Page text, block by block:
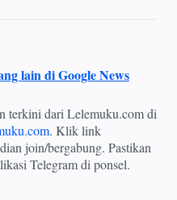
lain di Google News
terkini dari Lelemuku.com di
. Klik link
join/bergabung. Pastikan
Telegram di ponsel.